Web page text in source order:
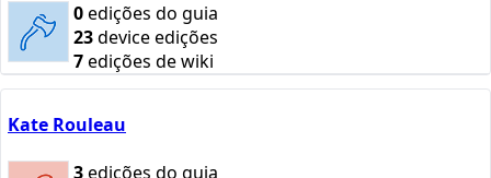
0edições do guia
23device edições
7edições de wiki
Kate Rouleau
3edições do guia